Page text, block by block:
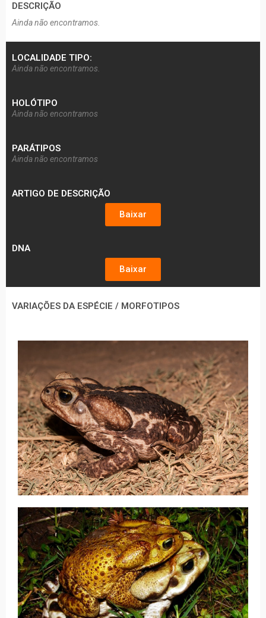
DESCRIÇÃO​
Ainda não encontramos.
LOCALIDADE TIPO:
Ainda não encontramos.
HOLÓTIPO
Ainda não encontramos
PARÁTIPOS
Ainda não encontramos
ARTIGO DE DESCRIÇÃO
Baixar
DNA
Baixar
VARIAÇÕES DA ESPÉCIE / MORFOTIPOS